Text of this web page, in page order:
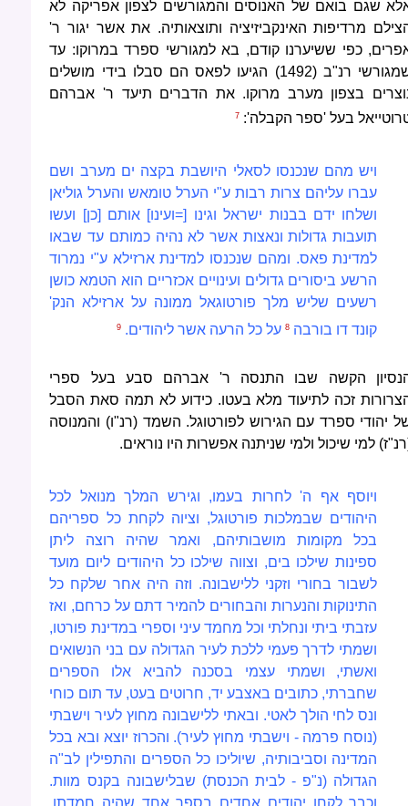
שגם בואם של האנוסים והמגורשים לצפון אפריקה לא
מרדיפות האינקביזיציה ותוצאותיה. את אשר יגור ר'
כפי ששיערנו קודם, בא למגורשי ספרד במרוקו: עד
שמגורשי רנ"ב (1492) הגיעו לפאס הם סבלו בידי מושלים
בצפון מערב מרוקו. את הדברים תיעד ר' אברהם
בעל 'ספר הקבלה': 7
ויש מהם שנכנסו לסאלי היושבת בקצה ים מערב ושם
עברו עליהם צרות רבות ע"י הערל טומאש והערל גוליאן
ושלחו ידם בבנות ישראל וגינו [=ועינו] אותם [כן] ועשו
תועבות גדולות ונאצות אשר לא נהיה כמותם עד שבאו
למדינת פאס. ומהם שנכנסו למדינת ארזילא ע"י נמרוד
הרשע ביסורים גדולים ועינויים אכזריים הוא הטמא כושן
רשעים שליש מלך פורטוגאל ממונה על ארזילא הנק'
קונד דו בורבה 8 על כל הרעה אשר ליהודים. 9
הקשה שבו התנסה ר' אברהם סבע בעל ספרי
זכה לתיעוד מלא בעטו. כידוע לא תמה סאת הסבל
יהודי ספרד עם הגירוש לפורטוגל. השמד (רנ"ו) והמנוסה
למי שיכול ולמי שניתנה אפשרות היו נוראים.
ויוסף אף ה' לחרות בעמו, וגירש המלך מנואל לכל
היהודים שבמלכות פורטוגל, וציוה לקחת כל ספריהם
בכל מקומות מושבותיהם, ואמר שהיה רוצה ליתן
ספינות שילכו בים, וצווה שילכו כל היהודים ליום מועד
לשבור בחורי וזקני ללישבונה. וזה היה אחר שלקח כל
התינוקות והנערות והבחורים להמיר דתם על כרחם, ואז
עזבתי ביתי ונחלתי וכל מחמד עיני וספרי במדינת פורטו,
ושמתי לדרך פעמי ללכת לעיר הגדולה עם בני הנשואים
ואשתי, ושמתי עצמי בסכנה להביא אלו הספרים
שחברתי, כתובים באצבע יד, חרוטים בעט, עד תום כוחי
ונס לחי הולך לאטי. ובאתי ללישבונה מחוץ לעיר וישבתי
(נוסח פרמה - וישבתי מחוץ לעיר). והכרוז יוצא ובא בכל
המדינה וסביבותיה, שיוליכו כל הספרים והתפילין לב"ה
הגדולה (נ"פ - לבית הכנסת) שבלישבונה בקנס מוות.